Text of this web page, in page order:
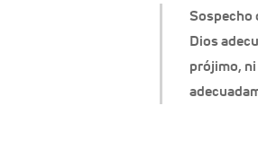
Sospecho
Dios
prójimo,